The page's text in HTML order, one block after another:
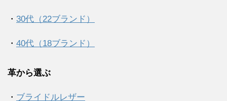
・ 30代（22ブランド）
・ 40代（18ブランド）
革から選ぶ
・ ブライドルレザー